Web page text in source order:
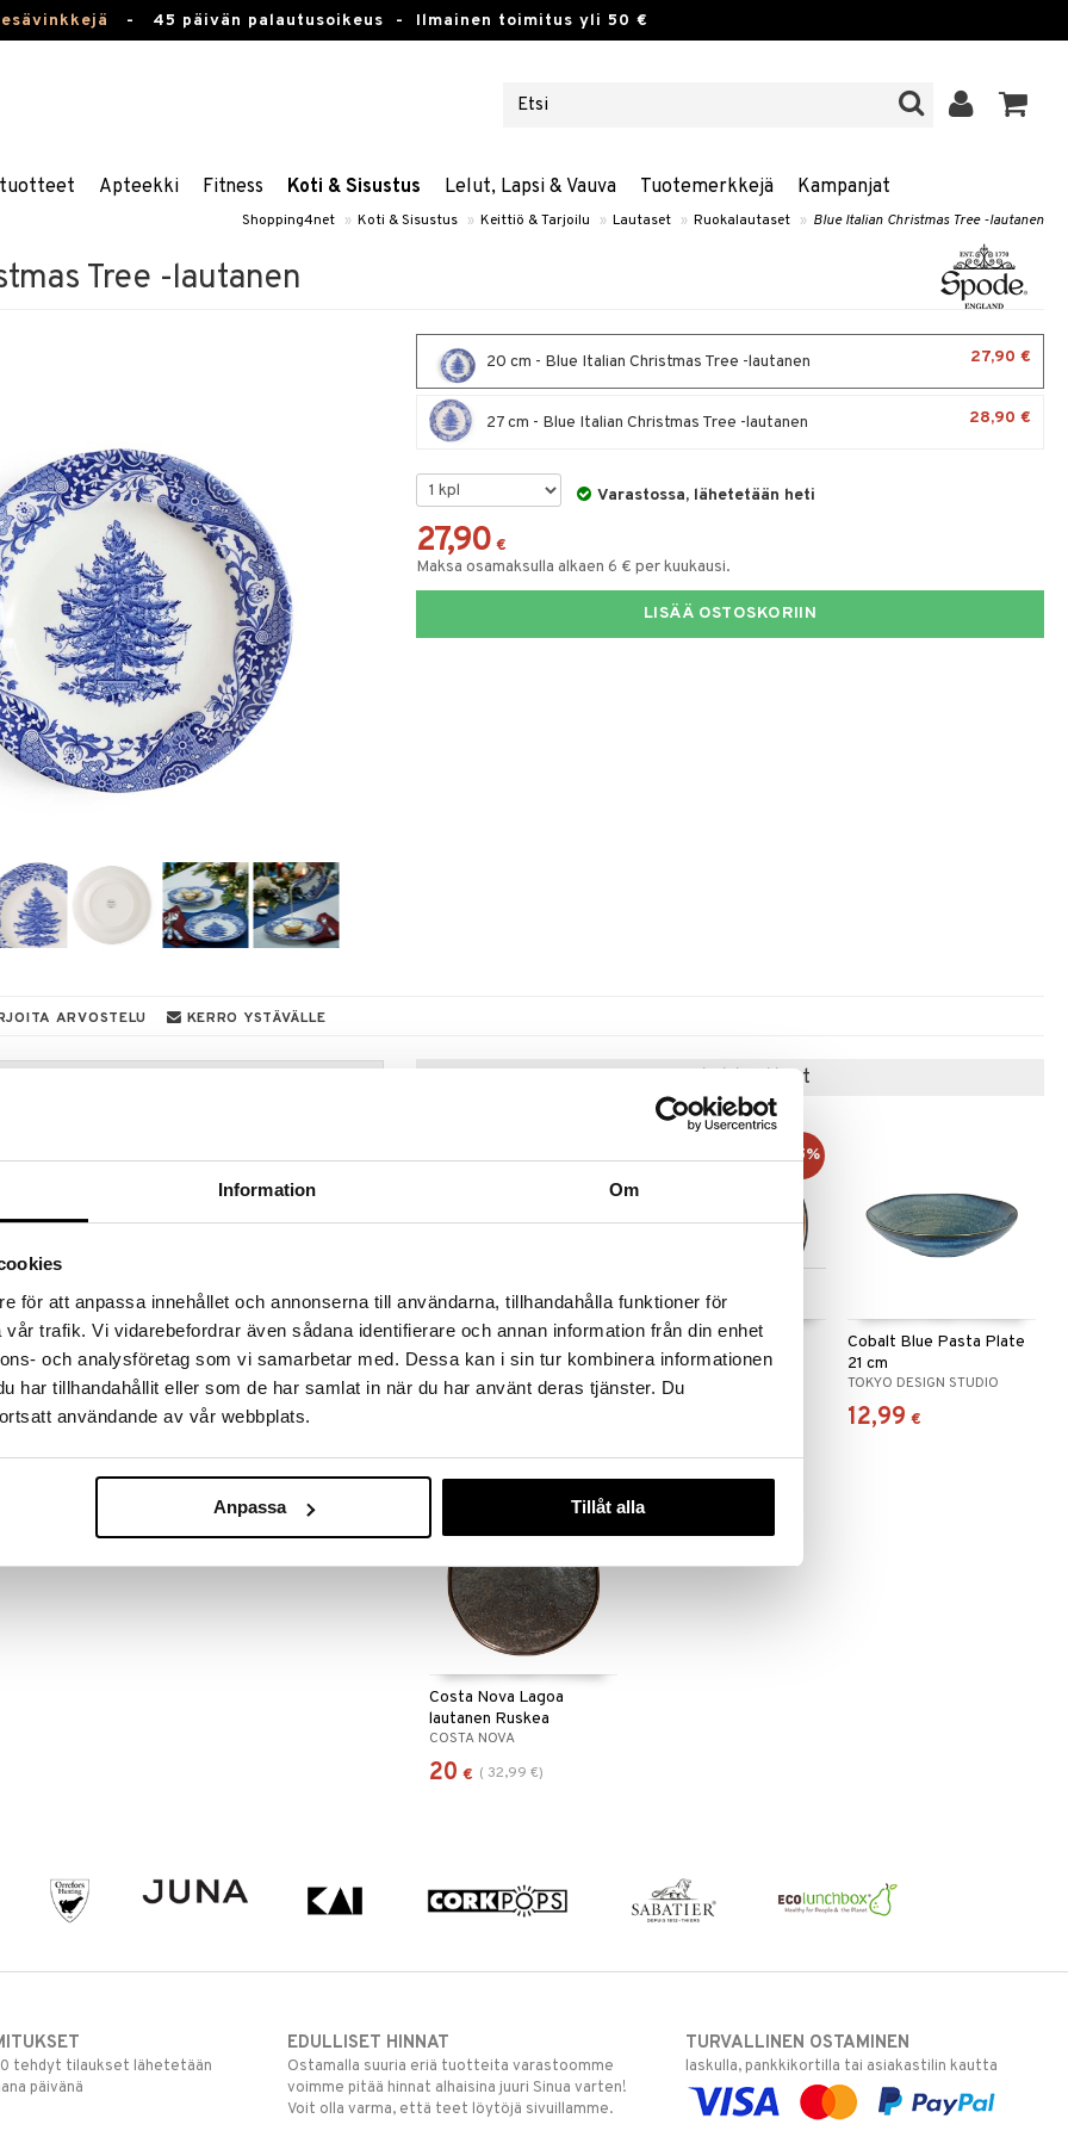
Information Om
för att anpassa innehållet och annonserna till användarna, tillhandahålla funktioner för
trafik. Vi vidarebefordrar även sådana identifierare och annan information från din enhet
och analysföretag som vi samarbetar med. Dessa kan i sin tur kombinera informationen
har tillhandahållit eller som de har samlat in när du har använt deras tjänster. Du
användande av vår webbplats.
Anpassa Tillåt alla
- 45 päivän palautusoikeus - Ilmainen toimitus yli 50 €
Apteekki Fitness Koti & Sisustus Lelut, Lapsi & Vauva Tuotemerkkejä Kampanjat
Shopping4net » Koti & Sisustus » Keittiö & Tarjoilu » Lautaset » Ruokalautaset » Blue Italian Christmas Tree -lautanen
Tree -lautanen
20 cm - Blue Italian Christmas Tree -lautanen 27,90 €
27 cm - Blue Italian Christmas Tree -lautanen 28,90 €
Varastossa, lähetetään heti
27,90 €
Maksa osamaksulla alkaen 6 € per kuukausi.
LISÄÄ OSTOSKORIIN
ARVOSTELU KERRO YSTÄVÄLLE
hinnoilla!
31.8.2026 asti mutta ole nopea -
voivat päästä loppumaan!
maaseudun inspiroima ja 1700-luvun Imari
voidaan täydentää monilla muilla esineillä,
kauniissa ja ajattomassa Blue Italian -
Suositut tuotteet
vaihtoehtona
Gastro Lautanen
Musta/vihreä
BITZ
kampanja
vaihtoehtona
Gastro Lautanen
Musta/Meripihka
BITZ
kampanja -15%
Cobalt Blue Pasta Plate
21 cm
TOKYO DESIGN STUDIO
12,99 €
Costa Nova Lagoa
lautanen Ruskea
COSTA NOVA
20 € ( 32,99 €)
-39%
tehdyt tilaukset lähetetään
päivänä
EDULLISET HINNAT
Ostamalla suuria eriä tuotteita varastoomme
voimme pitää hinnat alhaisina juuri Sinua varten!
Voit olla varma, että teet löytöjä sivuillamme.
TURVALLINEN OSTAMINEN
laskulla, pankkikortilla tai asiakastilin kautta